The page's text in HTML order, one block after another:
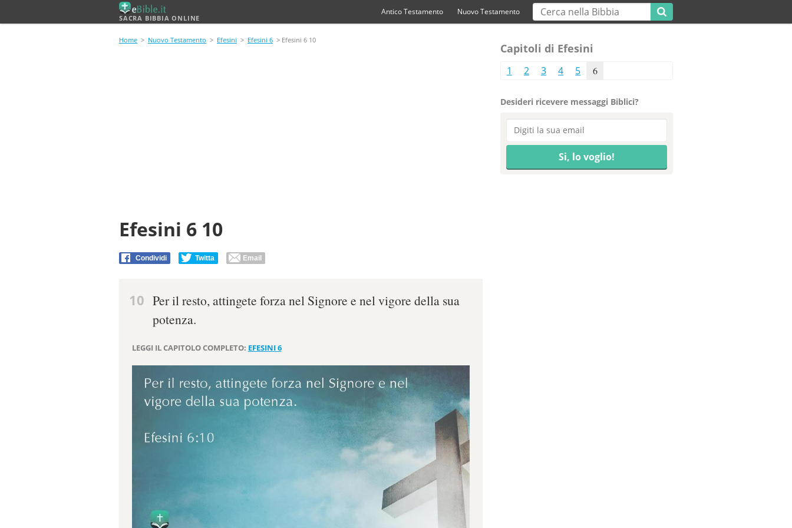
SACRA BIBBIA ONLINE
Antico Testamento Nuovo Testamento
Home > Nuovo Testamento > Efesini > Efesini 6 > Efesini 6 10
Efesini 6 10
Condividi Twitta Email
10 Per il resto, attingete forza nel Signore e nel vigore della sua
potenza.
LEGGI IL CAPITOLO COMPLETO: EFESINI 6
Capitoli di Efesini
1 2 3 4 5 6
Desideri ricevere messaggi Biblici?